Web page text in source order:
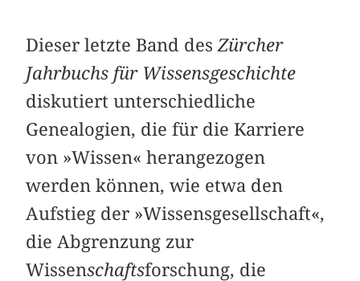
Dieser letzte Band desZürcher
Jahrbuchs für Wissensgeschichte
diskutiert unterschiedliche
Genealogien, die für die Karriere
von »Wissen« herangezogen
werden können, wie etwa den
Aufstieg der »Wissensgesellschaft«,
die Abgrenzung zur
Wissenschaftsforschung, die